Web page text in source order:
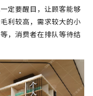
定要醒目，让顾客能够
利较高，需求较大的小
，消费者在排队等待结